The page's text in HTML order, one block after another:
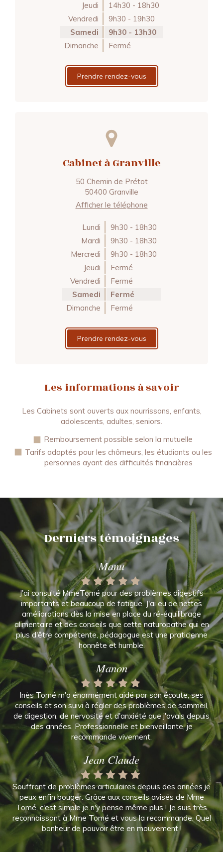
Jeudi
14h30 - 18h30
Vendredi
9h30 - 19h30
Samedi
9h30 - 13h30
Dimanche
Fermé
Prendre rendez-vous
Cabinet à Granville
50 Chemin de Prétot
50400 Granville
Afficher le téléphone
Lundi
9h30 - 18h30
Mardi
9h30 - 18h30
Mercredi
9h30 - 18h30
Jeudi
Fermé
Vendredi
Fermé
Samedi
Fermé
Dimanche
Fermé
Prendre rendez-vous
Les informations à savoir
Les Cabinets sont ouverts aux nourrissons, enfants,
adolescents, adultes, seniors.
Remboursement possible selon la mutuelle
Tarifs adaptés pour les chômeurs, les étudiants ou les
personnes ayant des difficultés financières
Derniers témoignages
Manu
J'ai consulté MmeTomé pour des problèmes digestifs
importants et beaucoup de fatigue. J'ai eu de nettes
améliorations dès la mise en place du ré-équilibrage
alimentaire et des conseils que cette naturopathe qui en
plus d'être compétente, pédagogue est une praticienne
honnête et humble.
Manon
Inès Tomé m'a énormément aidé par son écoute, ses
conseils et son suivi à régler des problèmes de sommeil,
de digestion, de nervosité et d'anxiété que j'avais depuis
des années. Professionnelle et bienveillante, je
recommande vivement.
Jean Claude
Souffrant de problèmes articulaires depuis des années je
peux enfin bouger. Grâce aux conseils avisés de Mme
Tomé, c'est simple je n'y pense même plus ! Je suis très
reconnaissant à Mme Tomé et vous la recommande. Quel
bonheur de pouvoir être en mouvement !